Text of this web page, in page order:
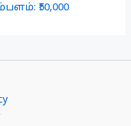
₹50,000